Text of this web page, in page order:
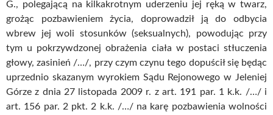
G., polegającą na kilkakrotnym uderzeniu jej ręką w twarz,
grożąc pozbawieniem życia, doprowadził ją do odbycia
wbrew jej woli stosunków (seksualnych), powodując przy
tym u pokrzywdzonej obrażenia ciała w postaci stłuczenia
głowy, zasinień /…/, przy czym czynu tego dopuścił się będąc
uprzednio skazanym wyrokiem Sądu Rejonowego w Jeleniej
Górze z dnia 27 listopada 2009 r. z art. 191 par. 1 k.k. /…/ i
art. 156 par. 2 pkt. 2 k.k. /…/ na karę pozbawienia wolności